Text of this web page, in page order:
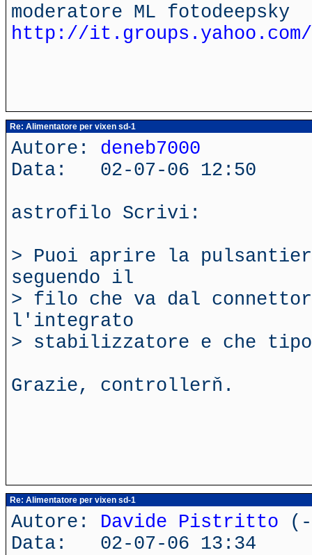
moderatore ML fotodeepsky
http://it.groups.yahoo.com/
Re: Alimentatore per vixen sd-1
Autore: deneb7000
Data: 02-07-06 12:50
astrofilo Scrivi:
> Puoi aprire la
seguendo il
> filo che va dal
l'integrato
> stabilizzatore e che
Grazie, controllerň.
Re: Alimentatore per vixen sd-1
Autore: Davide Pistritto
Data: 02-07-06 13:34